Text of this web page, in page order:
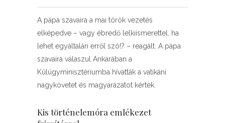
A pápa szavaira a mai török vezetés
elképedve – vagy ébredő lelkiismerettel, ha
lehet egyáltalán erről szó!? – reagált. A pápa
szavaira válaszul Ankarában a
Külügyminisztériumba hívatták a vatikáni
nagykövetet és magyarázatot kértek.
Kis történelemóra emlékezet